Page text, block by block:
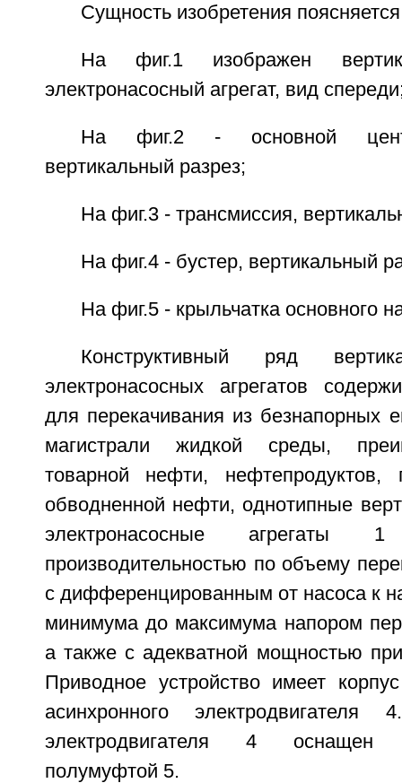
Сущность изобретения
На фиг.1 изображен
электронасосный агрегат, вид
На фиг.2 - основной
вертикальный разрез;
На фиг.3 - трансмиссия,
На фиг.4 - бустер, вертикальный
На фиг.5 - крыльчатка основного
Конструктивный ряд
электронасосных агрегатов
для перекачивания из безнапорных
магистрали жидкой среды,
товарной нефти, нефтепродуктов,
обводненной нефти, однотипные
электронасосные агрегаты
производительностью по объему
с дифференцированным от насоса к
минимума до максимума напором
а также с адекватной мощностью
Приводное устройство имеет
асинхронного
электродвигателя 4 оснащен
полумуфтой 5.